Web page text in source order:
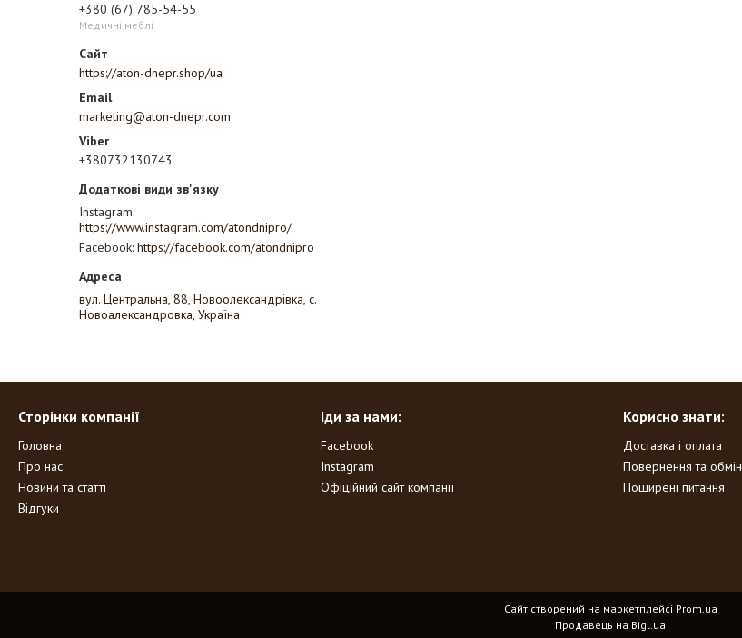
+380 (67) 785-54-55
Медичні меблі
https://aton-dnepr.shop/ua
marketing@aton-dnepr.com
+380732130743
Instagram
https://www.instagram.com/atondnipro/
Facebook https://facebook.com/atondnipro
вул. Центральна, 88, Новоолександрівка, с.
Новоалександровка, Україна
Сторінки компанії
Головна
Про нас
Новини та статті
Відгуки
Іди за нами:
Facebook
Instagram
Офіційний сайт компанії
Корисно знати:
Доставка і оплата
Повернення та обмін
Поширені питання
Сайт створений на маркетплейсі Prom.ua
Продавець на Bigl.ua